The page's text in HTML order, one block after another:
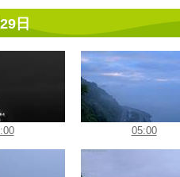
日
05:00